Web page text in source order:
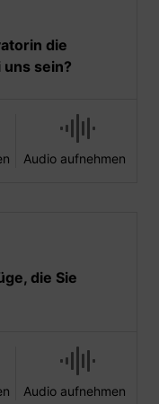
die
sein?
Audio aufnehmen
die Sie
Audio aufnehmen